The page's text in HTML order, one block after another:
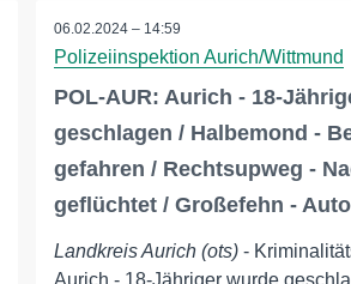
06.02.2024 – 14:59
Polizeiinspektion Aurich/Wittmund
POL-AUR: Aurich - 18-
geschlagen / Halbemond -
gefahren / Rechtsupweg -
geflüchtet / Großefehn -
Landkreis Aurich (ots) -
Aurich - 18-Jähriger wurde